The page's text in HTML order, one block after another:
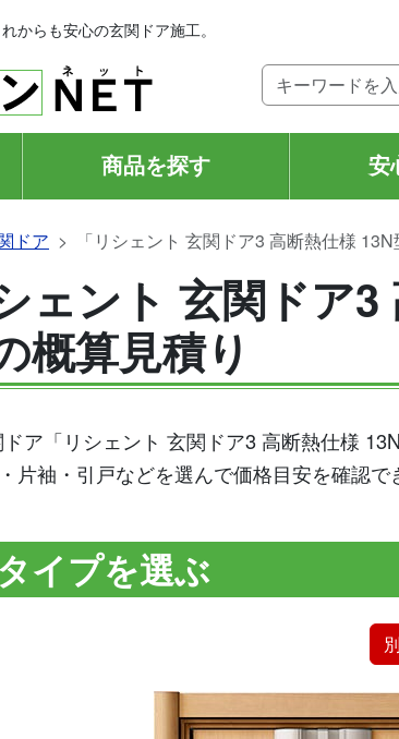
からも安心の玄関ドア施工。
商品を探す 安
ドア 「リシェント 玄関ドア3 高断熱仕様
ェント 玄関ドア
概算見積り
ア「リシェント 玄関ドア3 高断熱仕様
片袖・引戸などを選んで価格目安を確認
イプを選ぶ